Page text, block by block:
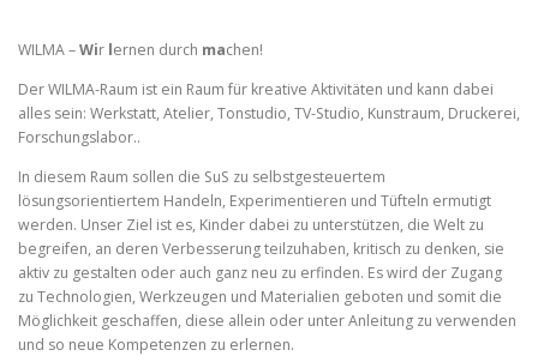
WILMA –Wir lernen durch machen!
Der WILMA-Raum ist ein Raum für kreative Aktivitäten und kann dabei
alles sein: Werkstatt, Atelier, Tonstudio, TV-Studio, Kunstraum, Druckerei,
Forschungslabor..
In diesem Raum sollen die SuS zu selbstgesteuertem
lösungsorientiertem Handeln, Experimentieren und Tüfteln ermutigt
werden. Unser Ziel ist es, Kinder dabei zu unterstützen, die Welt zu
begreifen, an deren Verbesserung teilzuhaben, kritisch zu denken, sie
aktiv zu gestalten oder auch ganz neu zu erfinden. Es wird der Zugang
zu Technologien, Werkzeugen und Materialien geboten und somit die
Möglichkeit geschaffen, diese allein oder unter Anleitung zu verwenden
und so neue Kompetenzen zu erlernen.